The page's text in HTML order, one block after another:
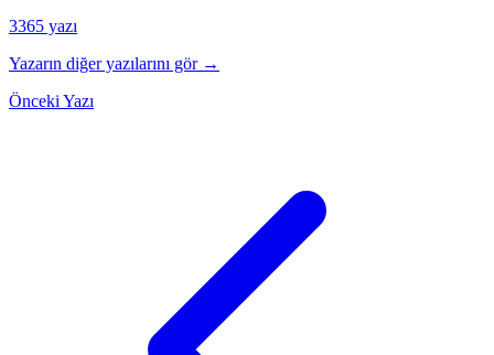
3365 yazı
Yazarın diğer yazılarını gör →
Önceki Yazı